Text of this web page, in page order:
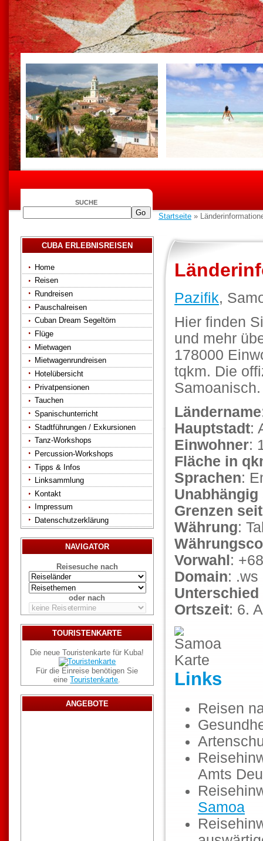
SUCHE
Startseite »
CUBA ERLEBNISREISEN
Home
Reisen
Rundreisen
Pauschalreisen
Cuban Dream Segeltörn
Flüge
Mietwagen
Mietwagenrundreisen
Hotelübersicht
Privatpensionen
Tauchen
Spanischunterricht
Stadtführungen / Exkursionen
Tanz-Workshops
Percussion-Workshops
Tipps & Infos
Linksammlung
Kontakt
Impressum
Datenschutzerklärung
NAVIGATOR
Reisesuche nach
oder nach
TOURISTENKARTE
Die neue Touristenkarte für Kuba!
Für die Einreise benötigen Sie
eineTouristenkarte.
ANGEBOTE
Pazifik,
Hier finden
und mehr
178000
tqkm. Die
Ländername
Hauptstadt:
Einwohner:
Fläche in
Sprachen:
Unabhängig
Grenzen seit
Währung:
Vorwahl :
Domain: .ws
Unterschied
Ortszeit: 6.
Links
Reisen
Amts
Samoa